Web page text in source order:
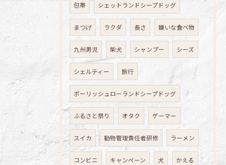
包帯 シェットランドシープドッグ
まつげ ラクダ 長さ 嫌いな食べ物
九州男児 柴犬 シャンプー シーズ
シェルティー 旅行
ポーリッシュローランドシープドッグ
ふるさと祭り オタク ゲーマー
スイカ 動物管理責任者研修 ラーメン
コンビニ キャンペーン 犬 かえる